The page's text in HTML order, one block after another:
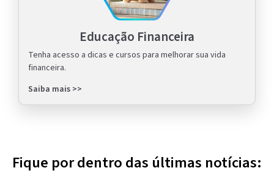
Educação Financeira
Tenha acesso a dicas e cursos para melhorar sua vida
financeira.
Saiba mais >>
Fique por dentro das últimas notícias: